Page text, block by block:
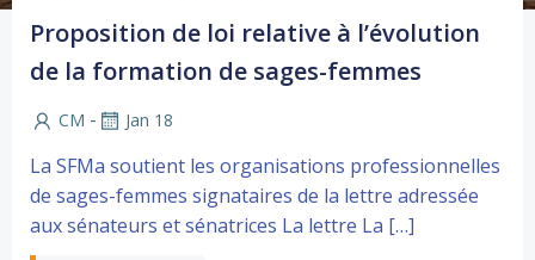
Proposition de loi relative à l’évolution
de la formation de sages-femmes
CM - Jan 18
La SFMa soutient les organisations professionnelles
de sages-femmes signataires de la lettre adressée
aux sénateurs et sénatrices La lettre La […]